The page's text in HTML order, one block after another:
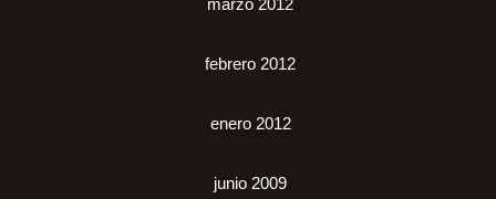
marzo 2012
febrero 2012
enero 2012
junio 2009